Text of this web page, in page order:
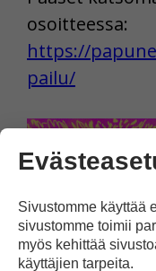
osoitteessa:
https://
pailu/
Jaetulle toiselle
piirustus Silti
Sivustomme käyttää
sivustomme toimii
myös kehittää
käyttäjien tarpeita.